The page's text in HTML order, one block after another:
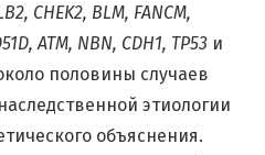
CHEK2, BLM, FANCM,
ATM, NBN, CDH1, TP53 и
половины случаев
этиологии
объяснения.